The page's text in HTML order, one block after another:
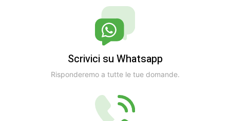
Scrivici su Whatsapp
Risponderemo a tutte le tue domande.